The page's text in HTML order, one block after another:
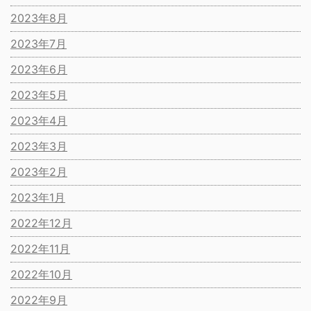
2023年8月
2023年7月
2023年6月
2023年5月
2023年4月
2023年3月
2023年2月
2023年1月
2022年12月
2022年11月
2022年10月
2022年9月